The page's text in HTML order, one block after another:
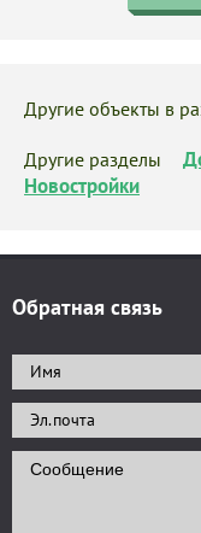
Другие объекты в
Другие разделы
Новостройки
Обратная связь